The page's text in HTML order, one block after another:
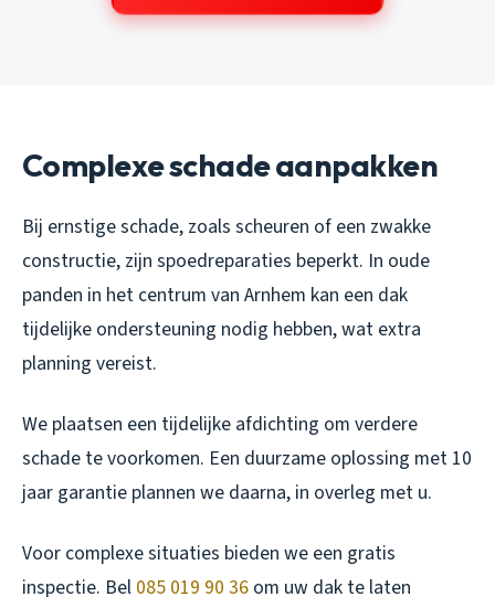
Complexe schade aanpakken
Bij ernstige schade, zoals scheuren of een zwakke
constructie, zijn spoedreparaties beperkt. In oude
panden in het centrum van Arnhem kan een dak
tijdelijke ondersteuning nodig hebben, wat extra
planning vereist.
We plaatsen een tijdelijke afdichting om verdere
schade te voorkomen. Een duurzame oplossing met 10
jaar garantie plannen we daarna, in overleg met u.
Voor complexe situaties bieden we een gratis
inspectie. Bel 085 019 90 36 om uw dak te laten